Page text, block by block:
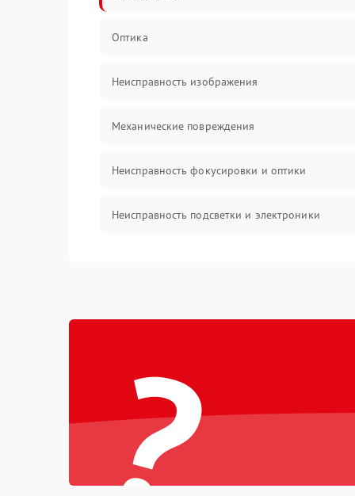
Оптика
Неисправность изображения
Механические повреждения
Неисправность фокусировки и оптики
Неисправность подсветки и электроники
Управление
Корпус/Герметичность
Датчики
?